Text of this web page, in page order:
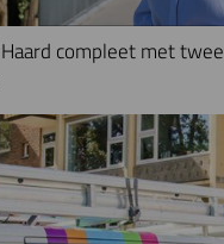
compleet met twee